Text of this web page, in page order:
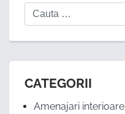
CATEGORII
Amenajari interioare